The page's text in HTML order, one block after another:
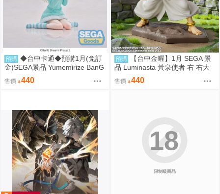
預購 ◆台中卡通◆預購1月(免訂
金)SEGA景品 Yumemirize BanG
Dream Ave Mujica 若葉睦
售價 440
預購
【台中金曜】1月 SEGA 景
品 Luminasta 黃泉使者 右 右大
人 0901
售價 440
限制級商品
18